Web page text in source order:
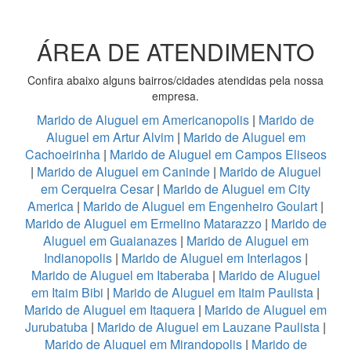
ÁREA DE ATENDIMENTO
Confira abaixo alguns bairros/cidades atendidas pela nossa
empresa.
Marido de Aluguel em Americanopolis | Marido de
Aluguel em Artur Alvim | Marido de Aluguel em
Cachoeirinha| Marido de Aluguel em Campos Eliseos
| Marido de Aluguel em Caninde| Marido de Aluguel
em Cerqueira Cesar| Marido de Aluguel em City
America | Marido de Aluguel em Engenheiro Goulart |
Marido de Aluguel em Ermelino Matarazzo | Marido de
Aluguel em Guaianazes| Marido de Aluguel em
Indianopolis| Marido de Aluguel em Interlagos|
Marido de Aluguel em Itaberaba| Marido de Aluguel
em Itaim Bibi | Marido de Aluguel em Itaim Paulista |
Marido de Aluguel em Itaquera | Marido de Aluguel em
Jurubatuba | Marido de Aluguel em Lauzane Paulista |
Marido de Aluguel em Mirandopolis| Marido de